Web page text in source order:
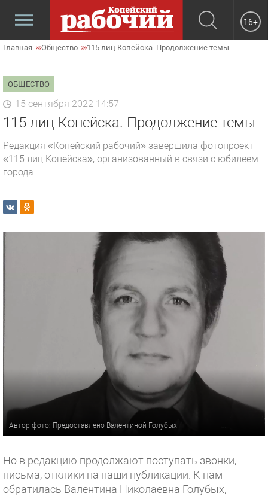
16+
Главная Общество 115 лиц Копейска. Продолжение темы
ОБЩЕСТВО
15 сентября 2022 14:57
115 лиц Копейска. Продолжение темы
Редакция «Копейский рабочий» завершила фотопроект
«115 лиц Копейска», организованный в связи с юбилеем
города.
Автор фото: Предоставлено Валентиной Голубых
Но в редакцию продолжают поступать звонки,
письма, отклики на наши публикации. К нам
обратилась Валентина Николаевна Голубых,